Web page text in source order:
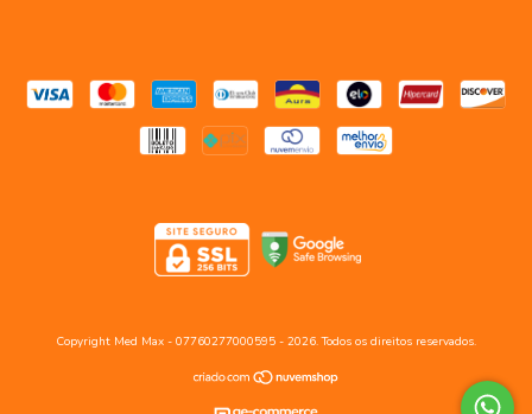
Copyright Med Max - 07760277000595 - 2026. Todos os direitos reservados.